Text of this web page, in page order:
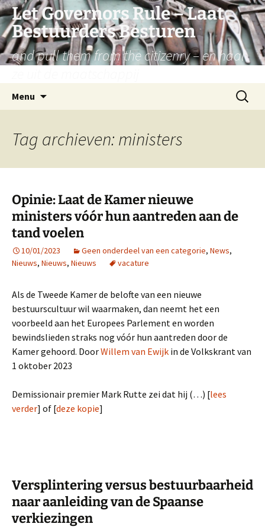
Let Governors Rule – Laat
Bestuurders Besturen
and pull them from the citizenry – en haal
Menu
inhoud
Zoeken
naar:
Tag archieven: ministers
Opinie: Laat de Kamer nieuwe
ministers vóór hun aantreden aan de
tand voelen
10/01/2023 Geen onderdeel van een categorie, News,
Nieuws, Nieuws, Nieuws vacature
Als de Tweede Kamer de belofte van een nieuwe
bestuurscultuur wil waarmaken, dan neemt het een
voorbeeld aan het Europees Parlement en worden
bewindslieden straks nog vóór hun aantreden door de
Kamer gehoord. DoorWillem van Ewijk in de Volkskrant van
1 oktober 2023
Demissionair premier Mark Rutte zei dat hij (…) [lees
verder] of [deze kopie]
Versplintering versus bestuurbaarheid
naar aanleiding van de Spaanse
verkiezingen